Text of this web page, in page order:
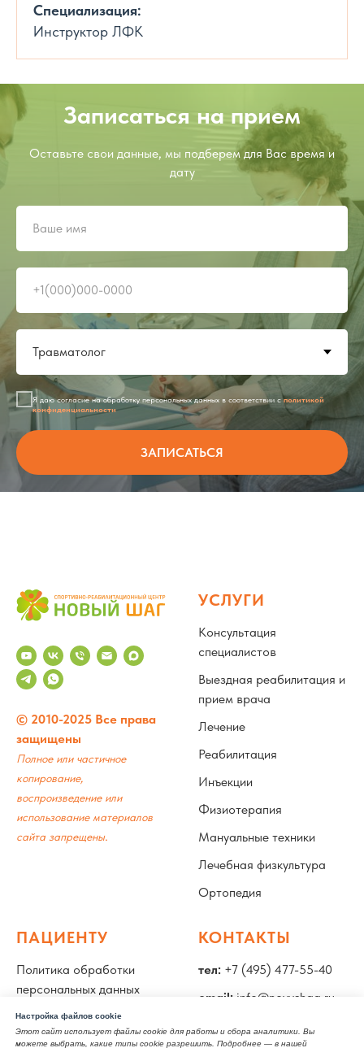
Специализация:
Инструктор ЛФК
Настройка файлов cookie
Этот сайт использует файлы cookie для работы и сбора аналитики. Вы
можете выбрать, какие типы cookie разрешить. Подробнее — в нашей
Записаться на прием
Оставьте свои данные, мы подберем для Вас время и
дату
Я даю согласие на обработку персональных данных в соответствии сполитикой
конфиденциальности
ЗАПИСАТЬСЯ
© 2010-2025 Все права
защищены
Полное или частичное
копирование,
воспроизведение или
использование материалов
сайта запрещены.
УСЛУГИ
Консультация
специалистов
Выездная реабилитация и
прием врача
Лечение
Реабилитация
Инъекции
Физиотерапия
Мануальные техники
Лечебная физкультура
Ортопедия
ПАЦИЕНТУ
Политика обработки
персональных данных
Специалисты
Лицензия
КОНТАКТЫ
тел: +7 (495) 477-55-40
email: info@novyshag.ru
Бахрушина, 15, стр. 2